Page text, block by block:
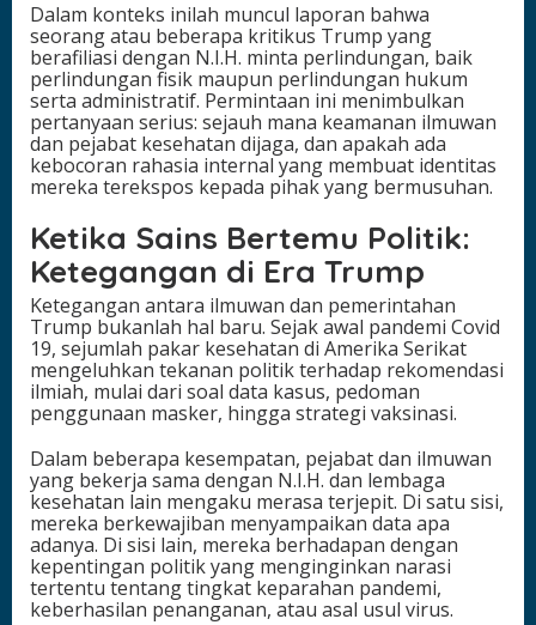
Dalam konteks inilah muncul laporan bahwa
seorang atau beberapa kritikus Trump yang
berafiliasi dengan N.I.H. minta perlindungan, baik
perlindungan fisik maupun perlindungan hukum
serta administratif. Permintaan ini menimbulkan
pertanyaan serius: sejauh mana keamanan ilmuwan
dan pejabat kesehatan dijaga, dan apakah ada
kebocoran rahasia internal yang membuat identitas
mereka terekspos kepada pihak yang bermusuhan.
Ketika Sains Bertemu Politik:
Ketegangan di Era Trump
Ketegangan antara ilmuwan dan pemerintahan
Trump bukanlah hal baru. Sejak awal pandemi Covid
19, sejumlah pakar kesehatan di Amerika Serikat
mengeluhkan tekanan politik terhadap rekomendasi
ilmiah, mulai dari soal data kasus, pedoman
penggunaan masker, hingga strategi vaksinasi.
Dalam beberapa kesempatan, pejabat dan ilmuwan
yang bekerja sama dengan N.I.H. dan lembaga
kesehatan lain mengaku merasa terjepit. Di satu sisi,
mereka berkewajiban menyampaikan data apa
adanya. Di sisi lain, mereka berhadapan dengan
kepentingan politik yang menginginkan narasi
tertentu tentang tingkat keparahan pandemi,
keberhasilan penanganan, atau asal usul virus.